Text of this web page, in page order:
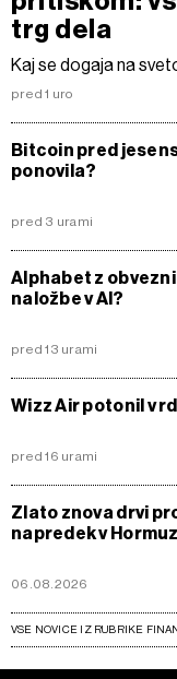
trg dela
Kaj se dogaja na
pred 1 uro
Bitcoin pred
ponovila?
pred 3 urami
Alphabet z
naložbe v AI?
pred 13 urami
Wizz Air potonil v
pred 16 urami
Zlato znova drvi
napredek v
06.08.2026
VSE NOVICE IZ RUBRIKE